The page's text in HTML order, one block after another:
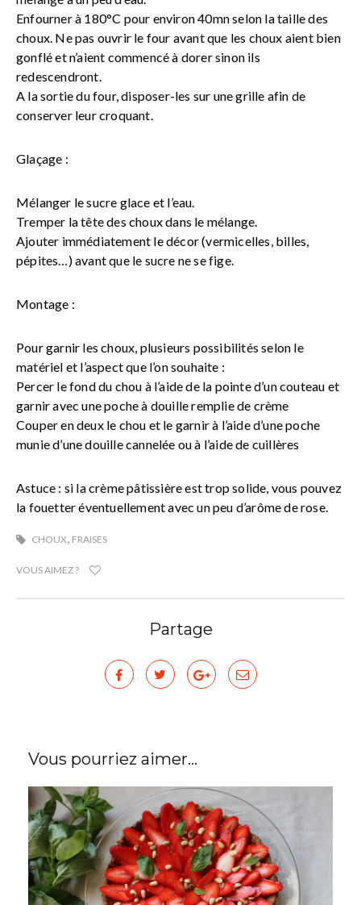
Enfourner à 180°C pour environ 40mn selon la taille des
choux. Ne pas ouvrir le four avant que les choux aient bien
gonflé et n’aient commencé à dorer sinon ils
redescendront.
A la sortie du four, disposer-les sur une grille afin de
conserver leur croquant.
Glaçage :
Mélanger le sucre glace et l’eau.
Tremper la tête des choux dans le mélange.
Ajouter immédiatement le décor (vermicelles, billes,
pépites…) avant que le sucre ne se fige.
Montage :
Pour garnir les choux, plusieurs possibilités selon le
matériel et l’aspect que l’on souhaite :
Percer le fond du chou à l’aide de la pointe d’un couteau et
garnir avec une poche à douille remplie de crème
Couper en deux le chou et le garnir à l’aide d’une poche
munie d’une douille cannelée ou à l’aide de cuillères
Astuce : si la crème pâtissière est trop solide, vous pouvez
la fouetter éventuellement avec un peu d’arôme de rose.
CHOUX, FRAISES
VOUS AIMEZ ?
Partage
Vous pourriez aimer...